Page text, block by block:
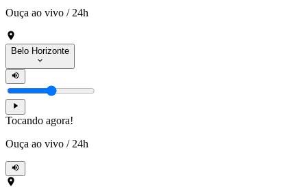
Ouça ao vivo / 24h
Belo Horizonte
Tocando agora!
Ouça ao vivo / 24h